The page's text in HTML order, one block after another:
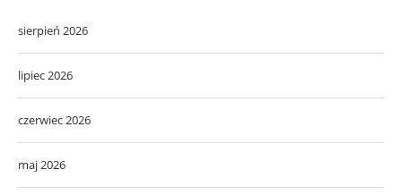
sierpień 2026
lipiec 2026
czerwiec 2026
maj 2026